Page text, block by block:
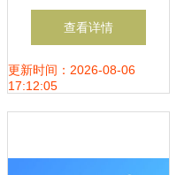
指定代理人 先施质
检解读最新合规要
查看详情
更新时间：2026-08-06
17:12:05